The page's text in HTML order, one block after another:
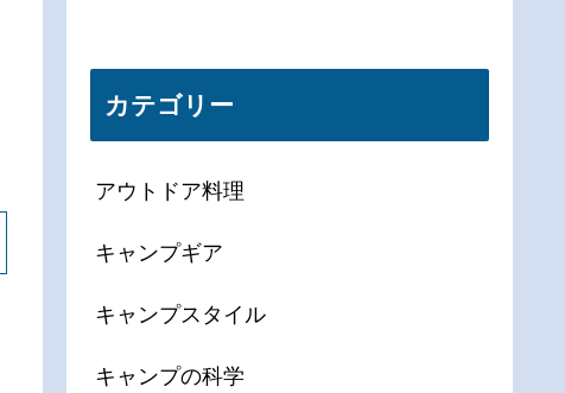
カテゴリー
アウトドア料理
キャンプギア
キャンプスタイル
キャンプの科学